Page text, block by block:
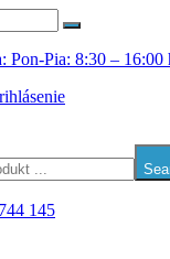
Pon-Pia: 8:30 – 16:00
145